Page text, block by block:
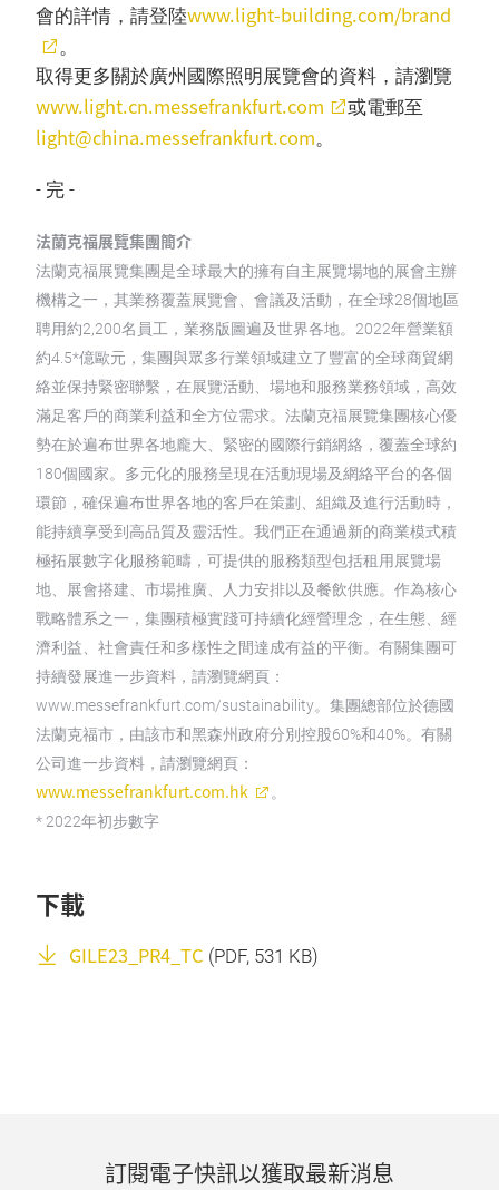
會的詳情，請登陸www.light-building.com/brand
。
取得更多關於廣州國際照明展覽會的資料，請瀏覽
www.light.cn.messefrankfurt.com 或電郵至
light@china.messefrankfurt.com。
- 完 -
法蘭克福展覽集團簡介
法蘭克福展覽集團是全球最大的擁有自主展覽場地的展會主辦
機構之一，其業務覆蓋展覽會、會議及活動，在全球28個地區
聘用約2,200名員工，業務版圖遍及世界各地。2022年營業額
約4.5*億歐元，集團與眾多行業領域建立了豐富的全球商貿網
絡並保持緊密聯繫，在展覽活動、場地和服務業務領域，高效
滿足客戶的商業利益和全方位需求。法蘭克福展覽集團核心優
勢在於遍布世界各地龐大、緊密的國際行銷網絡，覆蓋全球約
180個國家。多元化的服務呈現在活動現場及網絡平台的各個
環節，確保遍布世界各地的客戶在策劃、組織及進行活動時，
能持續享受到高品質及靈活性。我們正在通過新的商業模式積
極拓展數字化服務範疇，可提供的服務類型包括租用展覽場
地、展會搭建、市場推廣、人力安排以及餐飲供應。作為核心
戰略體系之一，集團積極實踐可持續化經營理念，在生態、經
濟利益、社會責任和多樣性之間達成有益的平衡。有關集團可
持續發展進一步資料，請瀏覽網頁：
www.messefrankfurt.com/sustainability。集團總部位於德國
法蘭克福市，由該市和黑森州政府分別控股60%和40%。有關
公司進一步資料，請瀏覽網頁：
www.messefrankfurt.com.hk
。
* 2022年初步數字
下載
GILE23_PR4_TC (PDF, 531 KB)
訂閱電子快訊以獲取最新消息